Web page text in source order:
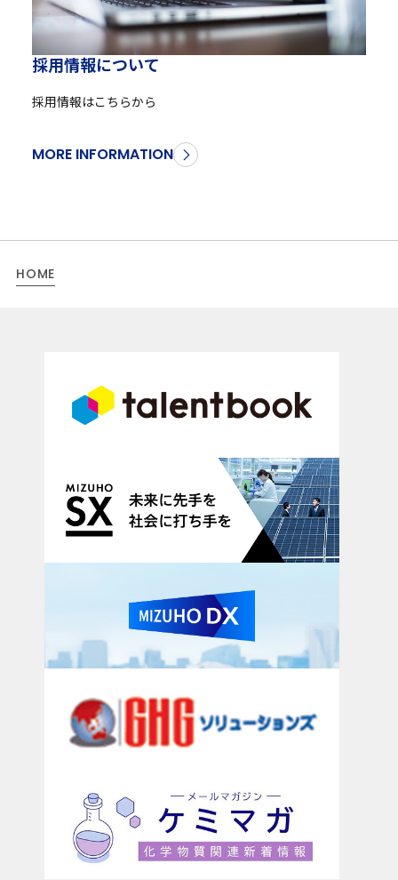
採用情報について
採用情報はこちらから
MORE INFORMATION
HOME